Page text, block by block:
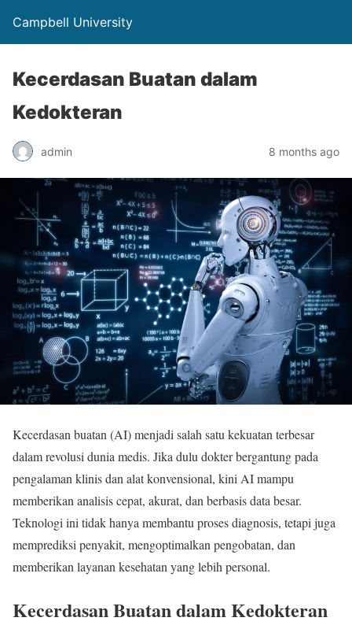
Campbell University
Kecerdasan Buatan dalam
Kedokteran
admin 8 months ago
Kecerdasan buatan (AI) menjadi salah satu kekuatan terbesar
dalam revolusi dunia medis. Jika dulu dokter bergantung pada
pengalaman klinis dan alat konvensional, kini AI mampu
memberikan analisis cepat, akurat, dan berbasis data besar.
Teknologi ini tidak hanya membantu proses diagnosis, tetapi juga
memprediksi penyakit, mengoptimalkan pengobatan, dan
memberikan layanan kesehatan yang lebih personal.
Kecerdasan Buatan dalam Kedokteran